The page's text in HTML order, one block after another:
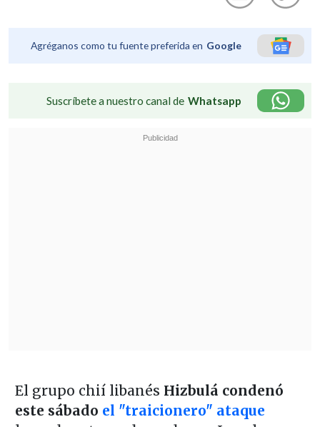
Agréganos como tu fuente preferida en Google
Suscríbete a nuestro canal de Whatsapp
El grupo chií libanés Hizbulá condenó
este sábado el "traicionero" ataque